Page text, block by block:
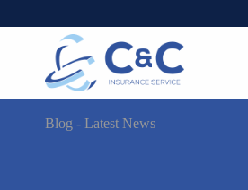
Blog - Latest News